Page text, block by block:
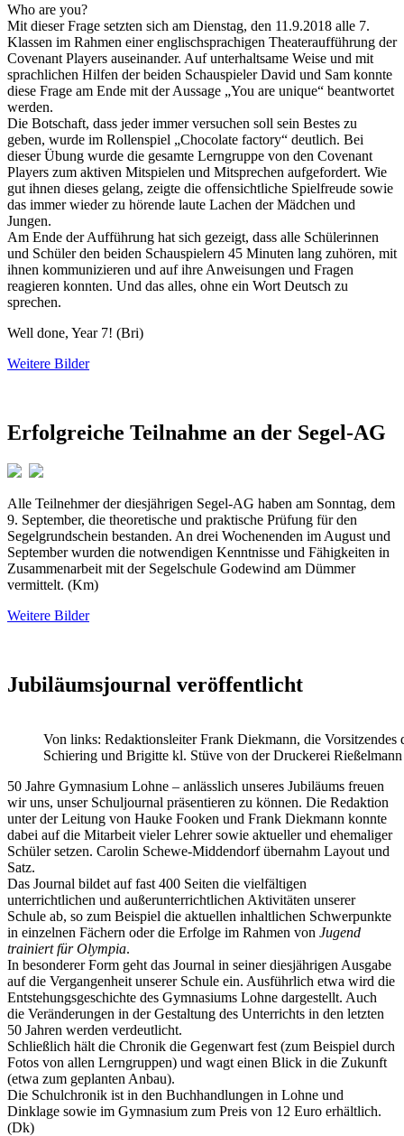
Who are you?
Mit dieser Frage setzten sich am Dienstag, den 11.9.2018 alle 7.
Klassen im Rahmen einer englischsprachigen Theateraufführung der
Covenant Players auseinander. Auf unterhaltsame Weise und mit
sprachlichen Hilfen der beiden Schauspieler David und Sam konnte
diese Frage am Ende mit der Aussage „You are unique“ beantwortet
werden.
Die Botschaft, dass jeder immer versuchen soll sein Bestes zu
geben, wurde im Rollenspiel „Chocolate factory“ deutlich. Bei
dieser Übung wurde die gesamte Lerngruppe von den Covenant
Players zum aktiven Mitspielen und Mitsprechen aufgefordert. Wie
gut ihnen dieses gelang, zeigte die offensichtliche Spielfreude sowie
das immer wieder zu hörende laute Lachen der Mädchen und
Jungen.
Am Ende der Aufführung hat sich gezeigt, dass alle Schülerinnen
und Schüler den beiden Schauspielern 45 Minuten lang zuhören, mit
ihnen kommunizieren und auf ihre Anweisungen und Fragen
reagieren konnten. Und das alles, ohne ein Wort Deutsch zu
sprechen.
Well done, Year 7! (Bri)
Weitere Bilder
Erfolgreiche Teilnahme an der Segel-AG
Alle Teilnehmer der diesjährigen Segel-AG haben am Sonntag, dem
9. September, die theoretische und praktische Prüfung für den
Segelgrundschein bestanden. An drei Wochenenden im August und
September wurden die notwendigen Kenntnisse und Fähigkeiten in
Zusammenarbeit mit der Segelschule Godewind am Dümmer
vermittelt. (Km)
Weitere Bilder
Jubiläumsjournal veröffentlicht
Von links: Redaktionsleiter Frank Diekmann, die
Schiering und Brigitte kl. Stüve von der Druckerei
50 Jahre Gymnasium Lohne – anlässlich unseres Jubiläums freuen
wir uns, unser Schuljournal präsentieren zu können. Die Redaktion
unter der Leitung von Hauke Fooken und Frank Diekmann konnte
dabei auf die Mitarbeit vieler Lehrer sowie aktueller und ehemaliger
Schüler setzen. Carolin Schewe-Middendorf übernahm Layout und
Satz.
Das Journal bildet auf fast 400 Seiten die vielfältigen
unterrichtlichen und außerunterrichtlichen Aktivitäten unserer
Schule ab, so zum Beispiel die aktuellen inhaltlichen Schwerpunkte
in einzelnen Fächern oder die Erfolge im Rahmen von Jugend
trainiert für Olympia.
In besonderer Form geht das Journal in seiner diesjährigen Ausgabe
auf die Vergangenheit unserer Schule ein. Ausführlich etwa wird die
Entstehungsgeschichte des Gymnasiums Lohne dargestellt. Auch
die Veränderungen in der Gestaltung des Unterrichts in den letzten
50 Jahren werden verdeutlicht.
Schließlich hält die Chronik die Gegenwart fest (zum Beispiel durch
Fotos von allen Lerngruppen) und wagt einen Blick in die Zukunft
(etwa zum geplanten Anbau).
Die Schulchronik ist in den Buchhandlungen in Lohne und
Dinklage sowie im Gymnasium zum Preis von 12 Euro erhältlich.
(Dk)